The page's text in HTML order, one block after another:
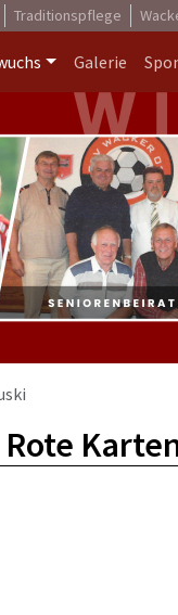
Traditionspflege
Galerie